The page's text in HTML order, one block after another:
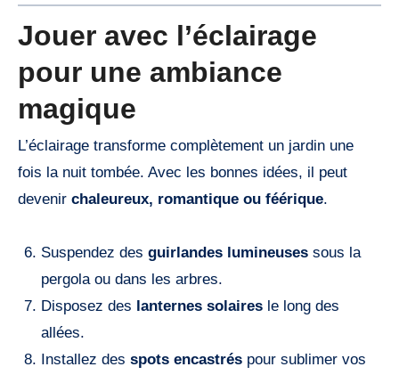
Jouer avec l’éclairage
pour une ambiance
magique
L’éclairage transforme complètement un jardin une
fois la nuit tombée. Avec les bonnes idées, il peut
devenir chaleureux, romantique ou féérique.
Suspendez des guirlandes lumineusessous la
pergola ou dans les arbres.
Disposez des lanternes solairesle long des
allées.
Installez des spots encastréspour sublimer vos